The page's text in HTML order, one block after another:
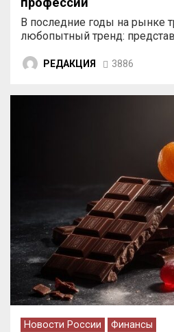
В последние годы на рынке
любопытный тренд:
РЕДАКЦИЯ 3886
Новости России Финансы